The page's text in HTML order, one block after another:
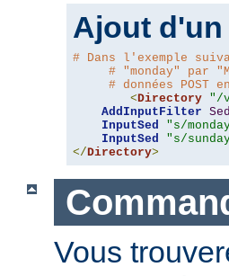
Ajout d'un
# Dans l'exemple
# "monday" par
# données POST
<Directory "/
AddInputFilter Sed
InputSed
"s/
InputSed
"s/
</Directory>
Vous